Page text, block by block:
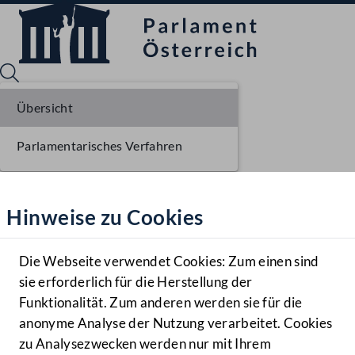
Hilfe
Benutzer
Navigationsmenü öffnen
MENÜ
Hinweise zu Cookies
Die Webseite verwendet Cookies: Zum einen sind
sie erforderlich für die Herstellung der
Funktionalität. Zum anderen werden sie für die
anonyme Analyse der Nutzung verarbeitet. Cookies
zu Analysezwecken werden nur mit Ihrem
Übersicht
Parlamentarisches Verfahren